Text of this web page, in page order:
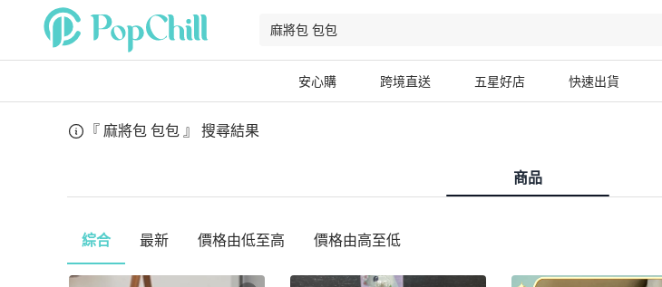
安心購 跨境直送 五星好店 快速出貨
『 麻將包 包包 』 搜尋結果
商品
綜合 最新 價格由低至高 價格由高至低